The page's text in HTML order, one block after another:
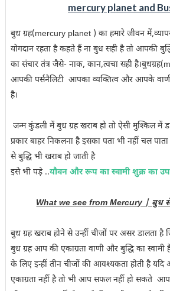
mercury planet and
बुध ग्रह(mercury planet ) का हमारे जीवन
योगदान रहता है कहते हैं ना बुध सही है तो आपकी
का संचार तंत्र जैसे- नाक, कान,त्वचा सही
आपकी पर्सनैलिटी आपका व्यक्तित्व और आपके वाणी
है।
जन्म कुंडली में बुध ग्रह खराब हो तो ऐसी मुश्किल में
प्रकार बाहर निकलना है इसका पता भी नहीं चल
से बुद्धि भी खराब हो जाती है
इसे भी पड़े ..यौवन और रूप का स्वामी शुक्र का
What we see from Mercury |बुध
बुध ग्रह खराब होने से उन्हीं चीजों पर असर डालता
बुध ग्रह आप की एकाग्रता वाणी और बुद्धि का
के लिए इन्हीं तीन चीजों की आवश्यकता होती है
एकाग्रता नहीं है तो भी आप सफल नहीं हो सकते